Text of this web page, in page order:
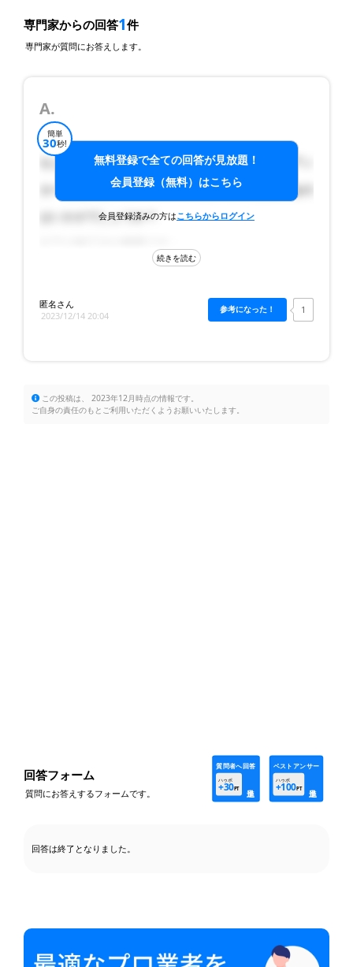
コンクリートを打設します。垂直な位置と通りを確認
型枠を組めば範囲が広がると考えられますが、このよ
うな工程であれば問題ないと思います。
残る課題は高さと目隠しの風の兼ね合いです。条件が
良ければ、ベースを300角程度でも十分に持つ可能性
専門家からの回答1件
専門家が質問にお答えします。
簡単
30秒!
会員登録済みの方はこちらからログイン
無料登録で全ての回答が見放題！
会員登録（無料）はこちら
A.
もしベースがコンクリートである場合、差し筋アン
カーを使用し、コンクリートでしっかりと固めるの
はいかがでしょうか？
分けで穴を開け、アンカーを打ち込んだら、配筋を
コンクリートを打設します。垂直な位置と通りを確
匿名さん
2023/12/14 20:04
1
この投稿は、 2023年12月時点の情報です。
ご自身の責任のもとご利用いただくようお願いいたします。
回答フォーム
質問にお答えするフォームです。
質問者へ回答
ハゥポ
+30PT
ベストアンサー
ハゥポ
+100PT
回答は終了となりました。